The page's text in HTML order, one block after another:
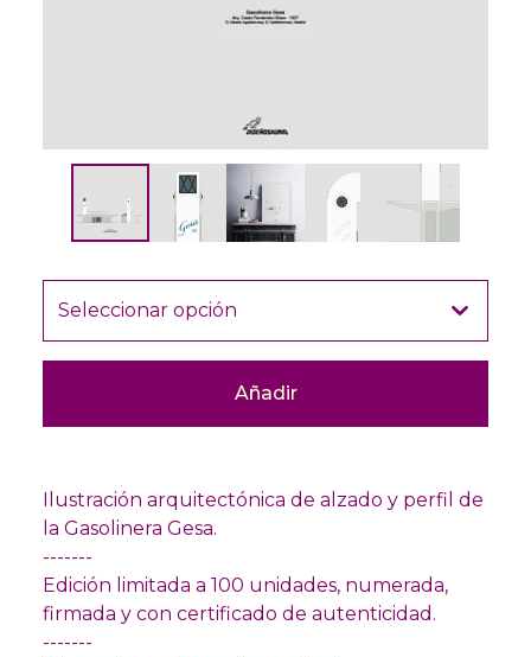
Añadir
Ilustración arquitectónica de alzado y perfil de
la Gasolinera Gesa.
-------
Edición limitada a 100 unidades, numerada,
firmada y con certificado de autenticidad.
-------